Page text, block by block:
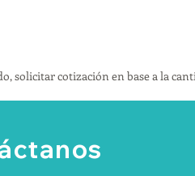
solicitar cotización en base a la